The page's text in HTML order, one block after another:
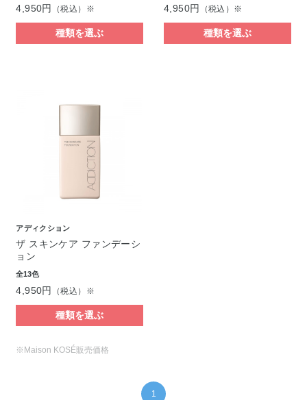
4,950円 （税込）※
種類を選ぶ
4,950円 （税込）※
種類を選ぶ
アディクション
ザ スキンケア ファンデーシ
ョン
全13色
4,950円 （税込）※
種類を選ぶ
※Maison KOSÉ販売価格
1